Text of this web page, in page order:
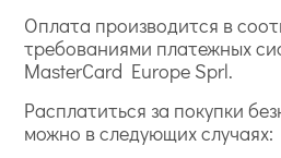
Оплата производится в
требованиями платежных
MasterCard Europe Sprl.
Расплатиться за покупки
можно в следующих случаях: